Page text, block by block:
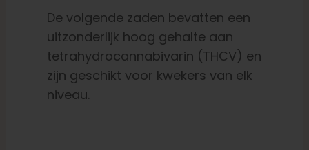
De volgende zaden bevatten een
uitzonderlijk hoog gehalte aan
tetrahydrocannabivarin (THCV) en
zijn geschikt voor kwekers van elk
niveau.